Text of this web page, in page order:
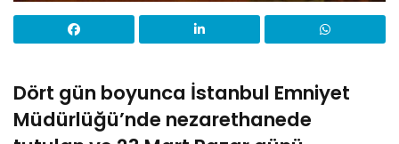
Dört gün boyunca İstanbul Emniyet
Müdürlüğü’nde nezarethanede